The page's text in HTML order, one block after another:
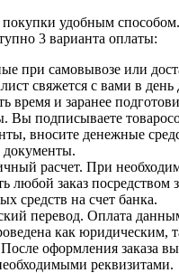
удобным
3 варианта оплаты:
при самовывозе или
свяжется с вами в день
время и заранее
Вы подписываете
вносите денежные
документы.
расчет. При
любой заказ посредством
средств на счет банка.
перевод. Оплата
как юридическим,
оформления заказа
реквизитами.